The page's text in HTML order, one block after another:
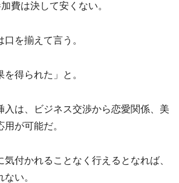
費は決して安くない。
を揃えて言う。
を得られた」と。
入は、ビジネス交渉から恋愛関係、美
が可能だ。
気付かれることなく行えるとなれば、
い。